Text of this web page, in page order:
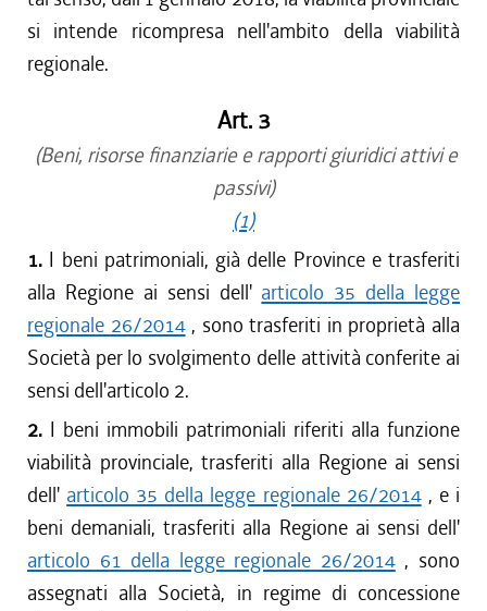
si intende ricompresa nell'ambito della viabilità
regionale.
Art. 3
(Beni, risorse finanziarie e rapporti giuridici attivi e
passivi)
(1)
1. I beni patrimoniali, già delle Province e trasferiti
alla Regione ai sensi dell' articolo 35 della legge
regionale 26/2014, sono trasferiti in proprietà alla
Società per lo svolgimento delle attività conferite ai
sensi dell'articolo 2.
2. I beni immobili patrimoniali riferiti alla funzione
viabilità provinciale, trasferiti alla Regione ai sensi
dell' articolo 35 della legge regionale 26/2014, e i
beni demaniali, trasferiti alla Regione ai sensi dell'
articolo 61 della legge regionale 26/2014, sono
assegnati alla Società, in regime di concessione